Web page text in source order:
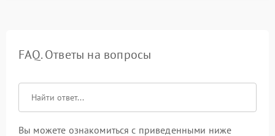
FAQ. Ответы на вопросы
Вы можете ознакомиться с приведенными ниже